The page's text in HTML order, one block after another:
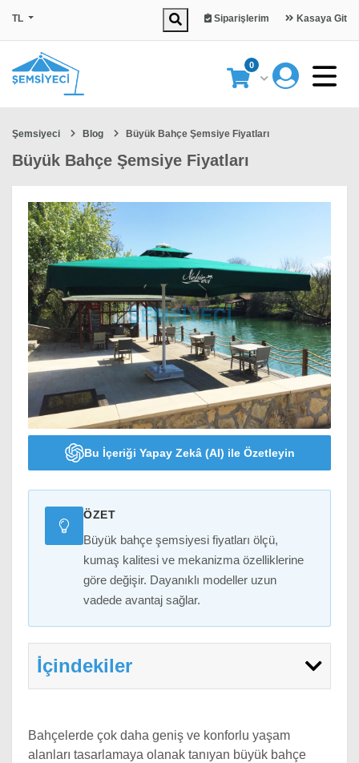
TL Siparişlerim Kasaya Git
0
Şemsiyeci Blog Büyük Bahçe Şemsiye Fiyatları
Büyük Bahçe Şemsiye Fiyatları
Bahçelerde çok daha geniş ve konforlu yaşam
alanları tasarlamaya olanak tanıyan büyük bahçe
Bu İçeriği Yapay Zekâ (AI) ile Özetleyin
ÖZET
Büyük bahçe şemsiyesi fiyatları ölçü,
kumaş kalitesi ve mekanizma özelliklerine
göre değişir. Dayanıklı modeller uzun
vadede avantaj sağlar.
İçindekiler